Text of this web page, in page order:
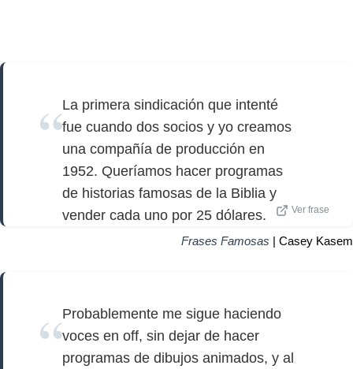
La primera sindicación que intenté
fue cuando dos socios y yo creamos
una compañía de producción en
1952. Queríamos hacer programas
de historias famosas de la Biblia y
vender cada uno por 25 dólares.
Ver frase
Frases Famosas | Casey Kasem
Probablemente me sigue haciendo
voces en off, sin dejar de hacer
programas de dibujos animados, y al